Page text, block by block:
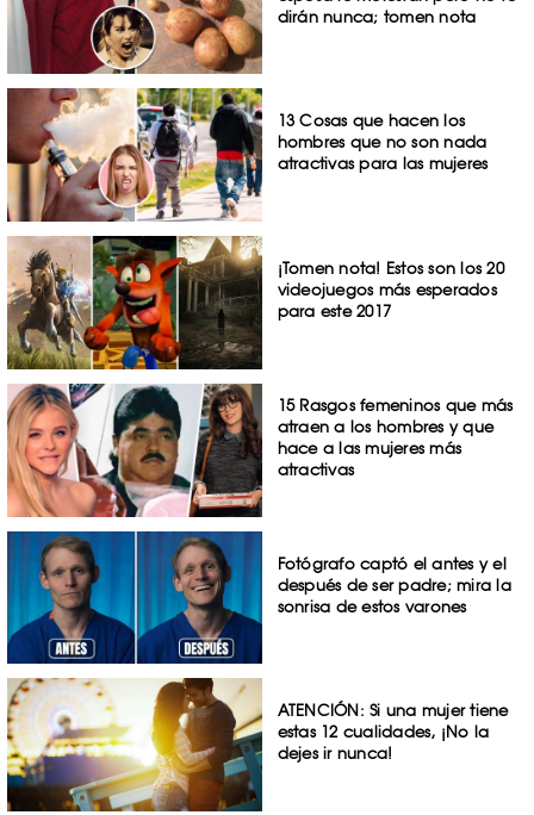
dirán nunca; tomen nota
13 Cosas que hacen los
hombres que no son nada
atractivas para las mujeres
¡Tomen nota! Estos son los 20
videojuegos más esperados
para este 2017
15 Rasgos femeninos que más
atraen a los hombres y que
hace a las mujeres más
atractivas
Fotógrafo captó el antes y el
después de ser padre; mira la
sonrisa de estos varones
ATENCIÓN: Si una mujer tiene
estas 12 cualidades, ¡No la
dejes ir nunca!